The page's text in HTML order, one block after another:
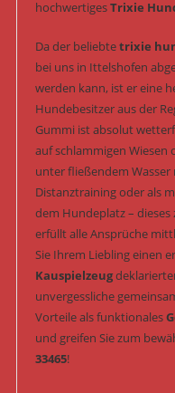
hochwertigesTrixie
Da der beliebtetrixie
bei uns in Ittelshofen
werden kann, ist er eine
Hundebesitzer aus der
Gummi ist absolut
auf schlammigen Wiesen
unter fließendem Wasser
Distanztraining oder als
dem Hundeplatz – dieses
erfüllt alle Ansprüche
Sie Ihrem Liebling einen
Kauspielzeug
unvergessliche
Vorteile als funktionales
und greifen Sie zum
33465!